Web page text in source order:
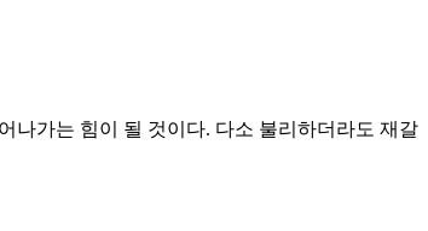
나가는 힘이 될 것이다. 다소 불리하더라도 재갈